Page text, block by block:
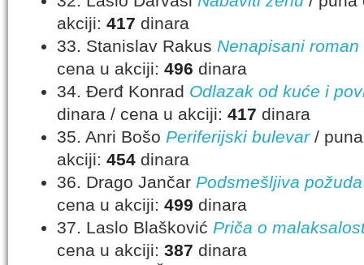
akciji: 417 dinara
33. Stanislav Rakus Nenapisani roman
cena u akciji: 496 dinara
34. Đerđ Konrad Odlazak od kuće i
dinara / cena u akciji: 417 dinara
35. Anri Bošo Periferijski bulevar/ puna
akciji: 454 dinara
36. Drago Jančar Podsmešljiva požuda
cena u akciji: 499 dinara
37. Laslo Blašković Priča o
cena u akciji: 387 dinara